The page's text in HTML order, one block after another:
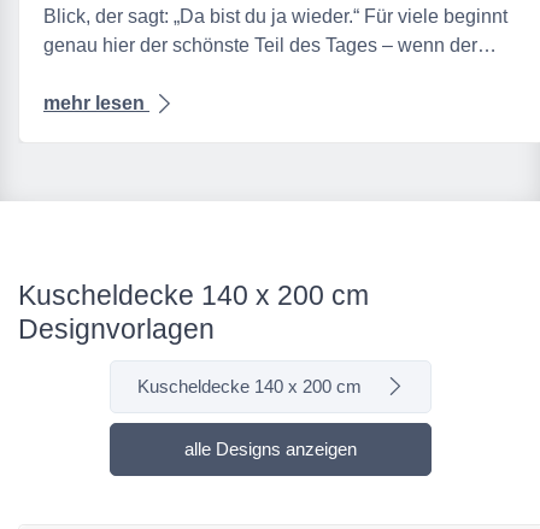
Blick, der sagt: „Da bist du ja wieder.“ Für viele beginnt
genau hier der schönste Teil des Tages – wenn der…
mehr lesen
Kuscheldecke 140 x 200 cm
Designvorlagen
Kuscheldecke 140 x 200 cm
alle Designs anzeigen